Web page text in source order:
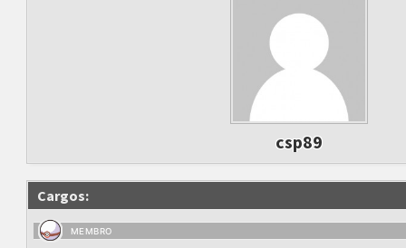
csp89
Cargos:
MEMBRO